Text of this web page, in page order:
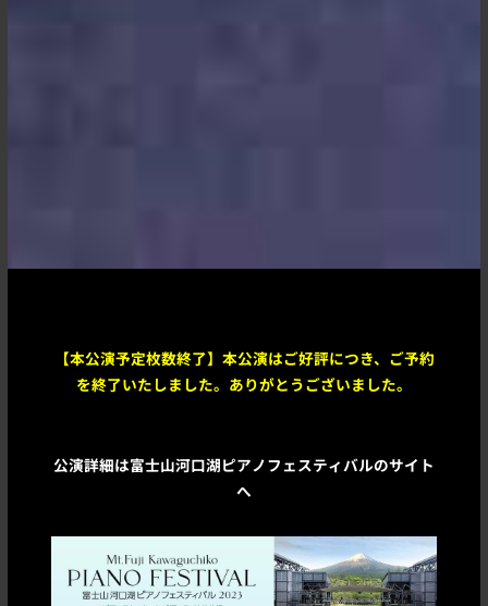
【本公演予定枚数終了】本公演はご好評につき、ご予約
を終了いたしました。ありがとうございました。
公演詳細は富士山河口湖ピアノフェスティバルのサイト
へ